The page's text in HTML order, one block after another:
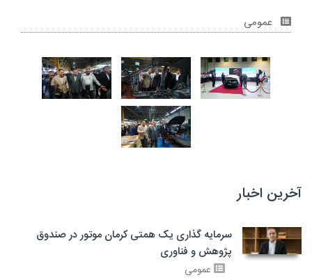
عمومی
آخرین اخبار
سرمایه گذاری یک همتی کرمان موتور در صندوق
پژوهش و فناوری
عمومی